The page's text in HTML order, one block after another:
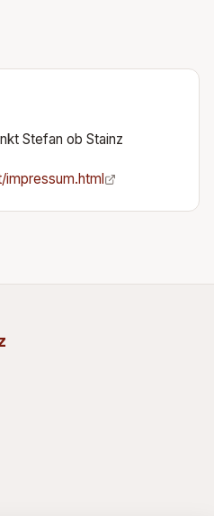
Stefan ob Stainz